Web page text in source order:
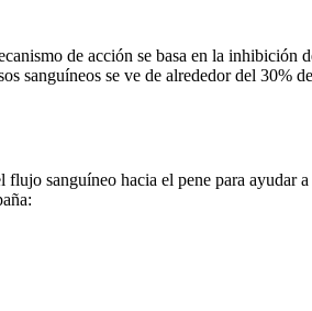
de acción se basa en la inhibición
sanguíneos se ve de alrededor del 30%
sanguíneo hacia el pene para ayudar